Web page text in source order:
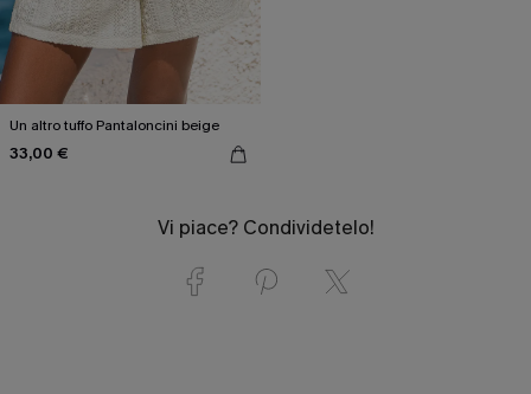
Un altro tuffo Pantaloncini beige
33,00 €
Vi piace? Condividetelo!